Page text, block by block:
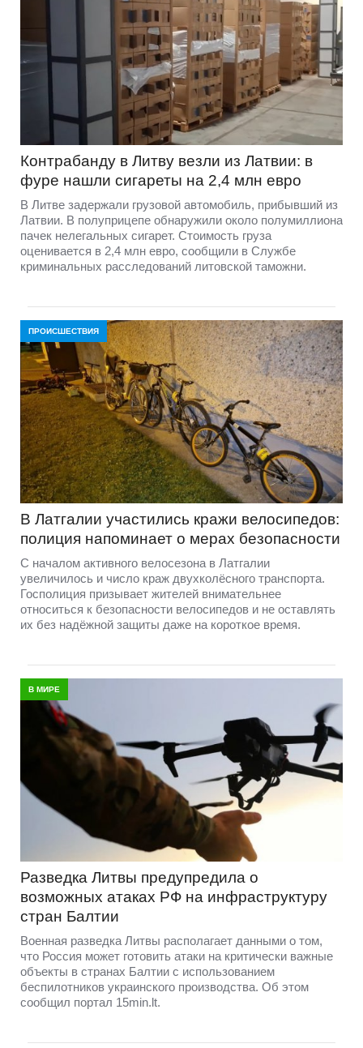
Контрабанду в Литву везли из Латвии: в
фуре нашли сигареты на 2,4 млн евро
В Литве задержали грузовой автомобиль, прибывший из
Латвии. В полуприцепе обнаружили около полумиллиона
пачек нелегальных сигарет. Стоимость груза
оценивается в 2,4 млн евро, сообщили в Службе
криминальных расследований литовской таможни.
ПРОИСШЕСТВИЯ
В Латгалии участились кражи велосипедов:
полиция напоминает о мерах безопасности
С началом активного велосезона в Латгалии
увеличилось и число краж двухколёсного транспорта.
Госполиция призывает жителей внимательнее
относиться к безопасности велосипедов и не оставлять
их без надёжной защиты даже на короткое время.
В МИРЕ
Разведка Литвы предупредила о
возможных атаках РФ на инфраструктуру
стран Балтии
Военная разведка Литвы располагает данными о том,
что Россия может готовить атаки на критически важные
объекты в странах Балтии с использованием
беспилотников украинского производства. Об этом
сообщил портал 15min.lt.